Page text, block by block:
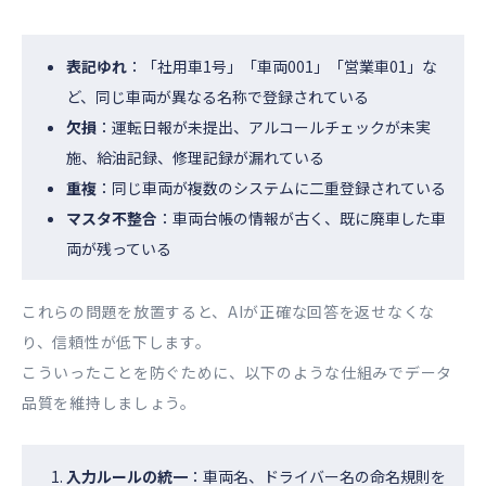
表記ゆれ ：「社用車1号」「車両001」「営業車01」な
ど、同じ車両が異なる名称で登録されている
欠損 ：運転日報が未提出、アルコールチェックが未実
施、給油記録、修理記録が漏れている
重複 ：同じ車両が複数のシステムに二重登録されている
マスタ不整合 ：車両台帳の情報が古く、既に廃車した車
両が残っている
これらの問題を放置すると、AIが正確な回答を返せなくな
り、信頼性が低下します。
こういったことを防ぐために、以下のような仕組みでデータ
品質を維持しましょう。
入力ルールの統一 ：車両名、ドライバー名の命名規則を